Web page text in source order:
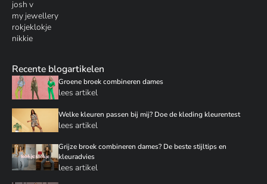
josh v
my jewellery
rokjeklokje
nikkie
Recente blogartikelen
Groene broek combineren dames
lees artikel
Welke kleuren passen bij mij? Doe de kleding kleurentest
lees artikel
Grijze broek combineren dames? De beste stijltips en
kleuradvies
lees artikel